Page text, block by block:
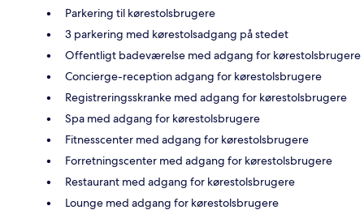
Parkering til kørestolsbrugere
3 parkering med kørestolsadgang på stedet
Offentligt badeværelse med adgang for kørestolsbrugere
Concierge-reception adgang for kørestolsbrugere
Registreringsskranke med adgang for kørestolsbrugere
Spa med adgang for kørestolsbrugere
Fitnesscenter med adgang for kørestolsbrugere
Forretningscenter med adgang for kørestolsbrugere
Restaurant med adgang for kørestolsbrugere
Lounge med adgang for kørestolsbrugere